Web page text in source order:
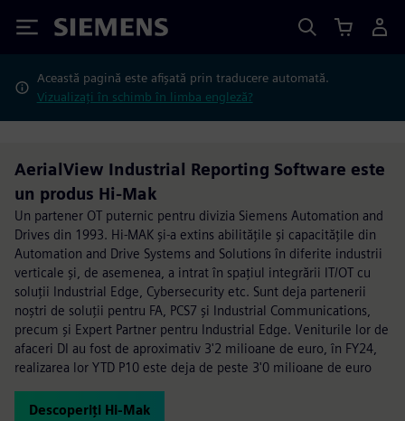
Siemens
Această pagină este afișată prin traducere automată.
Vizualizați în schimb în limba engleză?
AerialView Industrial Reporting Software este
un produs Hi-Mak
Un partener OT puternic pentru divizia Siemens Automation and
Drives din 1993. Hi-MAK și-a extins abilitățile și capacitățile din
Automation and Drive Systems and Solutions în diferite industrii
verticale și, de asemenea, a intrat în spațiul integrării IT/OT cu
soluții Industrial Edge, Cybersecurity etc. Sunt deja partenerii
noștri de soluții pentru FA, PCS7 și Industrial Communications,
precum și Expert Partner pentru Industrial Edge. Veniturile lor de
afaceri DI au fost de aproximativ 3'2 milioane de euro, în FY24,
realizarea lor YTD P10 este deja de peste 3'0 milioane de euro
Descoperiți Hi-Mak